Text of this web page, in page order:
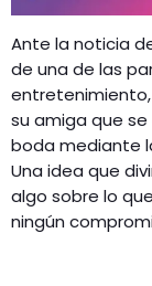
Ante la noticia
de una de las
su amiga que
boda mediante
Una idea que
algo sobre lo
ningún